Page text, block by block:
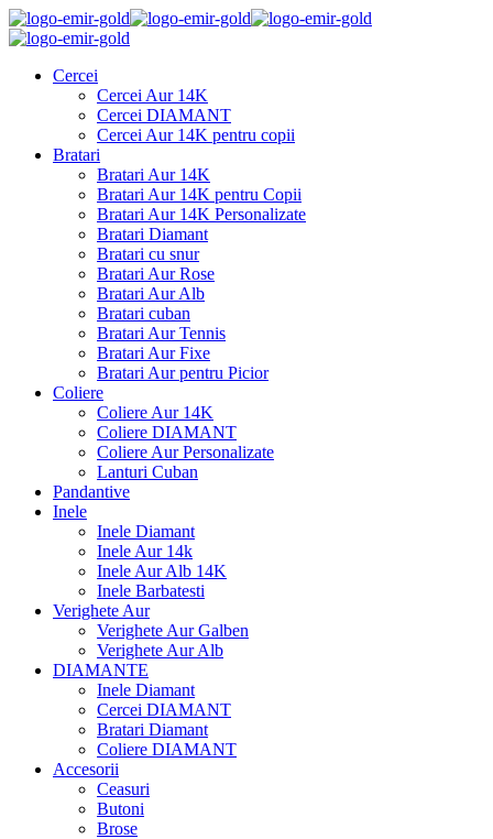
Cercei
Cercei Aur 14K
Cercei DIAMANT
Cercei Aur 14K pentru copii
Bratari
Bratari Aur 14K
Bratari Aur 14K pentru Copii
Bratari Aur 14K Personalizate
Bratari Diamant
Bratari cu snur
Bratari Aur Rose
Bratari Aur Alb
Bratari cuban
Bratari Aur Tennis
Bratari Aur Fixe
Bratari Aur pentru Picior
Coliere
Coliere Aur 14K
Coliere DIAMANT
Coliere Aur Personalizate
Lanturi Cuban
Pandantive
Inele
Inele Diamant
Inele Aur 14k
Inele Aur Alb 14K
Inele Barbatesti
Verighete Aur
Verighete Aur Galben
Verighete Aur Alb
DIAMANTE
Inele Diamant
Cercei DIAMANT
Bratari Diamant
Coliere DIAMANT
Accesorii
Ceasuri
Butoni
Brose